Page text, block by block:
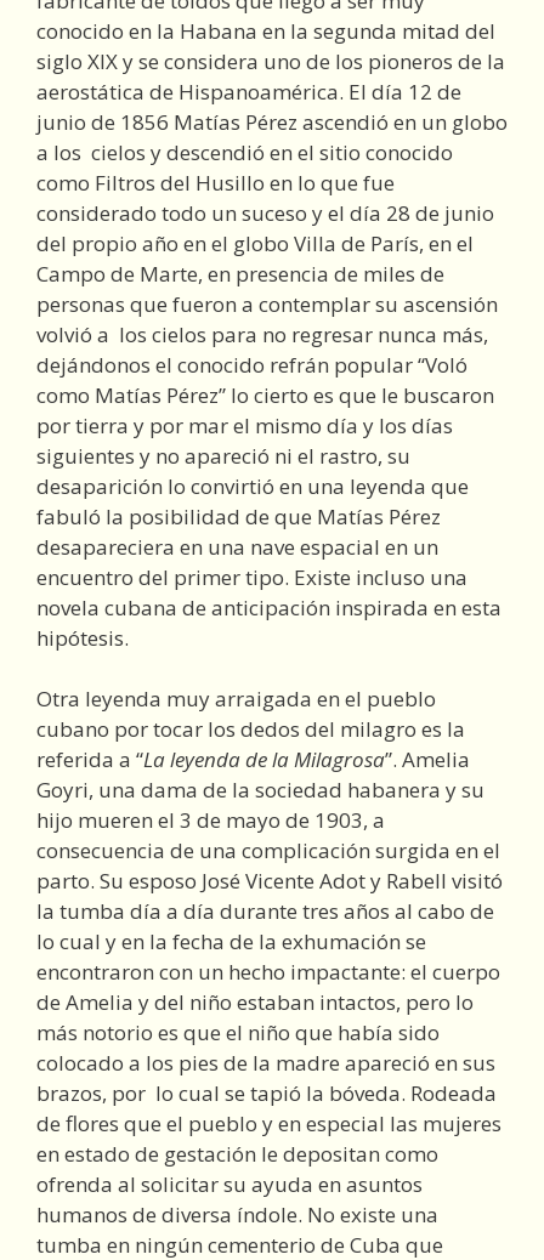
conocido en la Habana en la segunda mitad del
siglo XIX y se considera uno de los pioneros de la
aerostática de Hispanoamérica. El día 12 de
junio de 1856 Matías Pérez ascendió en un globo
a los cielos y descendió en el sitio conocido
como Filtros del Husillo en lo que fue
considerado todo un suceso y el día 28 de junio
del propio año en el globo Villa de París, en el
Campo de Marte, en presencia de miles de
personas que fueron a contemplar su ascensión
volvió a los cielos para no regresar nunca más,
dejándonos el conocido refrán popular “Voló
como Matías Pérez” lo cierto es que le buscaron
por tierra y por mar el mismo día y los días
siguientes y no apareció ni el rastro, su
desaparición lo convirtió en una leyenda que
fabuló la posibilidad de que Matías Pérez
desapareciera en una nave espacial en un
encuentro del primer tipo. Existe incluso una
novela cubana de anticipación inspirada en esta
hipótesis.
Otra leyenda muy arraigada en el pueblo
cubano por tocar los dedos del milagro es la
referida a “La leyenda de la Milagrosa”. Amelia
Goyri, una dama de la sociedad habanera y su
hijo mueren el 3 de mayo de 1903, a
consecuencia de una complicación surgida en el
parto. Su esposo José Vicente Adot y Rabell visitó
la tumba día a día durante tres años al cabo de
lo cual y en la fecha de la exhumación se
encontraron con un hecho impactante: el cuerpo
de Amelia y del niño estaban intactos, pero lo
más notorio es que el niño que había sido
colocado a los pies de la madre apareció en sus
brazos, por lo cual se tapió la bóveda. Rodeada
de flores que el pueblo y en especial las mujeres
en estado de gestación le depositan como
ofrenda al solicitar su ayuda en asuntos
humanos de diversa índole. No existe una
tumba en ningún cementerio de Cuba que